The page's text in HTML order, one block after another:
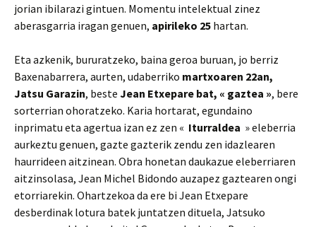
jorian ibilarazi gintuen. Momentu intelektual zinez
aberasgarria iragan genuen, apirileko 25 hartan.
Eta azkenik, bururatzeko, baina geroa buruan, jo berriz
Baxenabarrera, aurten, udaberriko martxoaren 22an,
Jatsu Garazin, beste Jean Etxepare bat, « gaztea », bere
sorterrian ohoratzeko. Karia hortarat, egundaino
inprimatu eta agertua izan ez zen « Iturraldea » eleberria
aurkeztu genuen, gazte gazterik zendu zen idazlearen
haurrideen aitzinean. Obra honetan daukazue eleberriaren
aitzinsolasa, Jean Michel Bidondo auzapez gaztearen ongi
etorriarekin. Ohartzekoa da ere bi Jean Etxepare
desberdinak lotura batek juntatzen dituela, Jatsuko